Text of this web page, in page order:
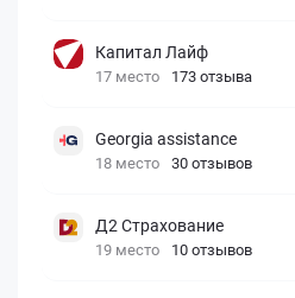
Капитал Лайф
17 место 173 отзыва
Georgia assistance
18 место 30 отзывов
Д2 Страхование
19 место 10 отзывов